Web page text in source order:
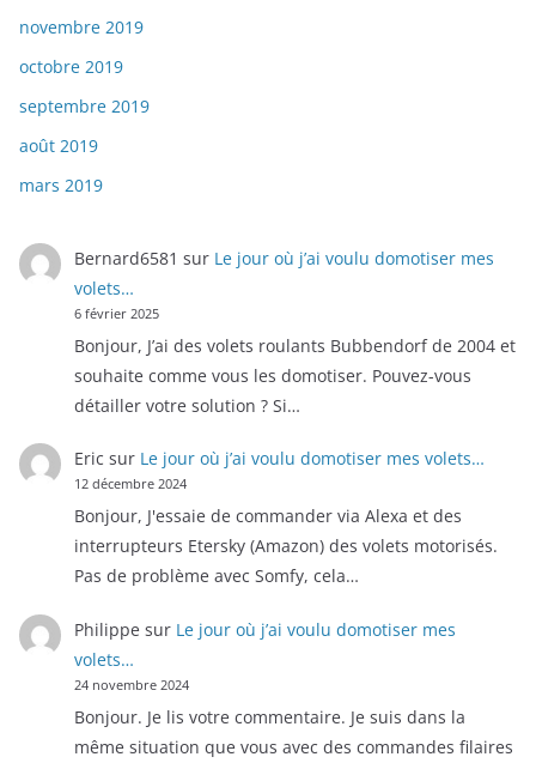
novembre 2019
octobre 2019
septembre 2019
août 2019
mars 2019
Bernard6581 sur Le jour où j’ai voulu domotiser mes
volets…
6 février 2025
Bonjour, J’ai des volets roulants Bubbendorf de 2004 et
souhaite comme vous les domotiser. Pouvez-vous
détailler votre solution ? Si…
Eric sur Le jour où j’ai voulu domotiser mes volets…
12 décembre 2024
Bonjour, J'essaie de commander via Alexa et des
interrupteurs Etersky (Amazon) des volets motorisés.
Pas de problème avec Somfy, cela…
Philippe sur Le jour où j’ai voulu domotiser mes
volets…
24 novembre 2024
Bonjour. Je lis votre commentaire. Je suis dans la
même situation que vous avec des commandes filaires